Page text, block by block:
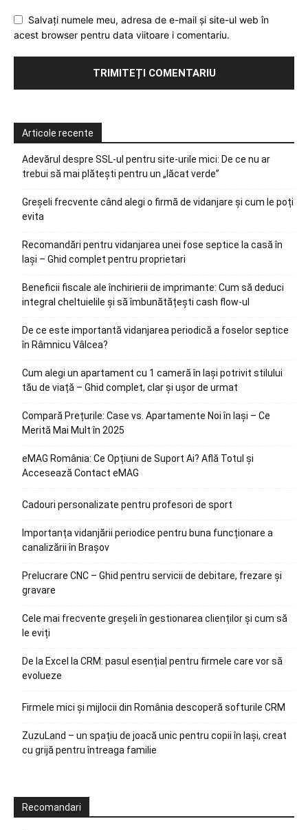
Salvați numele meu, adresa de e-mail și site-ul web în
acest browser pentru data viitoare i comentariu.
Articole recente
Adevărul despre SSL-ul pentru site-urile mici: De ce nu ar
trebui să mai plătești pentru un „lăcat verde”
Greșeli frecvente când alegi o firmă de vidanjare și cum le poți
evita
Recomandări pentru vidanjarea unei fose septice la casă în
Iași – Ghid complet pentru proprietari
Beneficii fiscale ale închirierii de imprimante: Cum să deduci
integral cheltuielile și să îmbunătățești cash flow-ul
De ce este importantă vidanjarea periodică a foselor septice
în Râmnicu Vâlcea?
Cum alegi un apartament cu 1 cameră în Iași potrivit stilului
tău de viață – Ghid complet, clar și ușor de urmat
Compară Prețurile: Case vs. Apartamente Noi în Iași – Ce
Merită Mai Mult în 2025
eMAG România: Ce Opțiuni de Suport Ai? Află Totul și
Accesează Contact eMAG
Cadouri personalizate pentru profesori de sport
Importanța vidanjării periodice pentru buna funcționare a
canalizării în Brașov
Prelucrare CNC – Ghid pentru servicii de debitare, frezare și
gravare
Cele mai frecvente greșeli în gestionarea clienților și cum să
le eviți
De la Excel la CRM: pasul esențial pentru firmele care vor să
evolueze
Firmele mici și mijlocii din România descoperă softurile CRM
ZuzuLand – un spațiu de joacă unic pentru copii în Iași, creat
cu grijă pentru întreaga familie
Recomandari